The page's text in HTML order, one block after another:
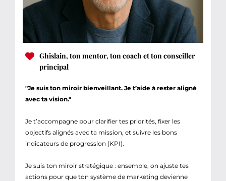
Ghislain, ton mentor, ton coach et ton conseiller
principal
"Je suis ton miroir bienveillant. Je t’aide à rester aligné
avec ta vision."
Je t’accompagne pour clarifier tes priorités, fixer les
objectifs alignés avec ta mission, et suivre les bons
indicateurs de progression (KPI).
Je suis ton miroir stratégique : ensemble, on ajuste tes
actions pour que ton système de marketing devienne